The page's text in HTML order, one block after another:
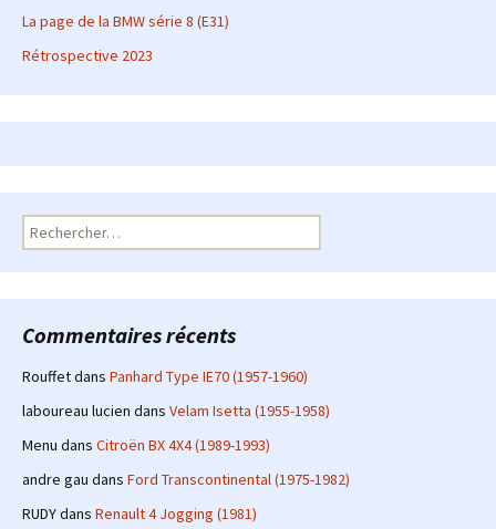
La page de la BMW série 8 (E31)
Rétrospective 2023
Rechercher :
Commentaires récents
Rouffetdans Panhard Type IE70 (1957-1960)
laboureau lucien dans Velam Isetta (1955-1958)
Menu dans Citroën BX 4X4 (1989-1993)
andre gau dans Ford Transcontinental (1975-1982)
RUDYdans Renault 4 Jogging (1981)